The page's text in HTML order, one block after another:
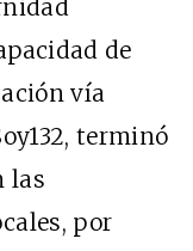
de
vía
terminó
las
por